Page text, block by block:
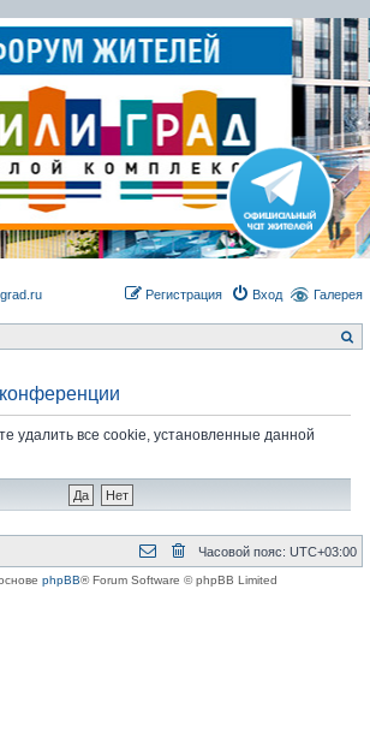
Галерея
Вход
Регистрация
о
удалить все cookie, установленные данной
Часовой пояс: UTC+03:00
phpBB® Forum Software © phpBB Limited